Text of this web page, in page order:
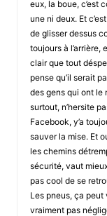
eux, la boue, c’est
une ni deux. Et
de glisser dessus
toujours à l’arrière,
clair que tout
pense qu’il serait
des gens qui ont le
surtout, n’hersite
Facebook, y’a
sauver la mise. Et
les chemins
sécurité, vaut
pas cool de se
Les pneus, ça
vraiment pas